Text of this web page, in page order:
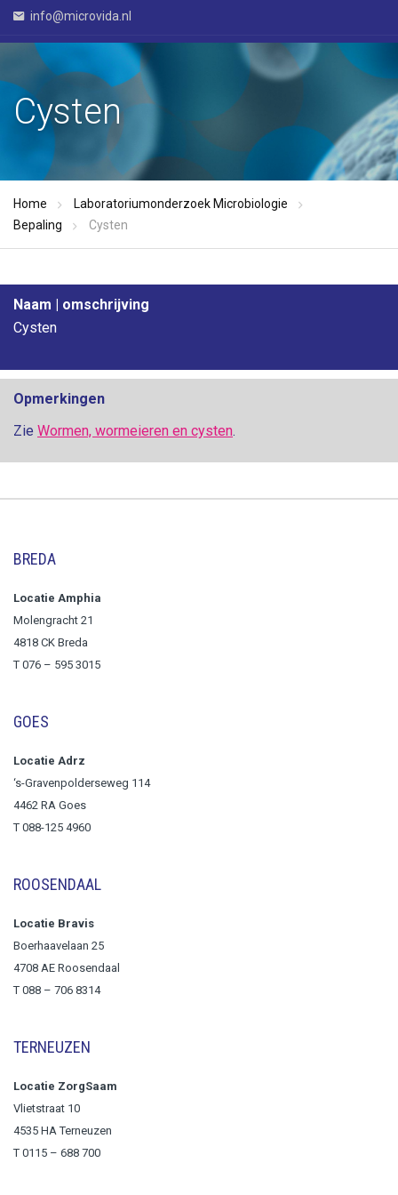
info@microvida.nl
Cysten
Home
Laboratoriumonderzoek Microbiologie
Bepaling
Cysten
Naam | omschrijving
Cysten
Opmerkingen
Zie Wormen, wormeieren en cysten.
BREDA
Locatie Amphia
Molengracht 21
4818 CK Breda
T 076 – 595 3015
GOES
Locatie Adrz
‘s-Gravenpolderseweg 114
4462 RA Goes
T 088-125 4960
ROOSENDAAL
Locatie Bravis
Boerhaavelaan 25
4708 AE Roosendaal
T 088 – 706 8314
TERNEUZEN
Locatie ZorgSaam
Vlietstraat 10
4535 HA Terneuzen
T 0115 – 688 700